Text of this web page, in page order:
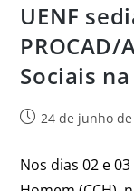
UENF
Sociais
24 de junho
Nos dias 02 e